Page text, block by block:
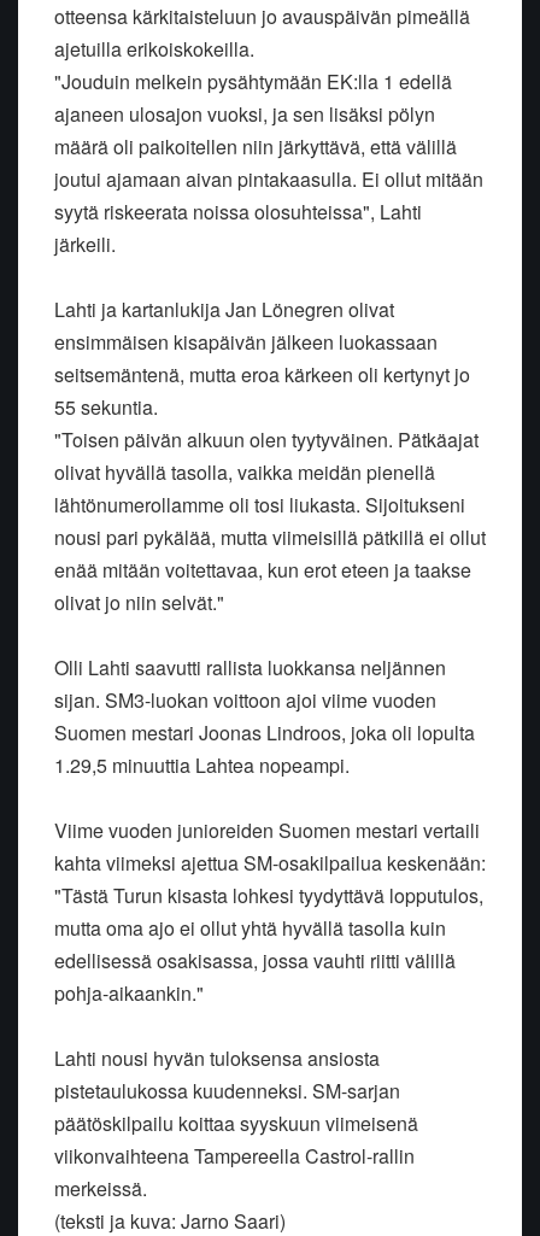
otteensa kärkitaisteluun jo avauspäivän pimeällä
ajetuilla erikoiskokeilla.
"Jouduin melkein pysähtymään EK:lla 1 edellä
ajaneen ulosajon vuoksi, ja sen lisäksi pölyn
määrä oli paikoitellen niin järkyttävä, että välillä
joutui ajamaan aivan pintakaasulla. Ei ollut mitään
syytä riskeerata noissa olosuhteissa", Lahti
järkeili.
Lahti ja kartanlukija Jan Lönegren olivat
ensimmäisen kisapäivän jälkeen luokassaan
seitsemäntenä, mutta eroa kärkeen oli kertynyt jo
55 sekuntia.
"Toisen päivän alkuun olen tyytyväinen. Pätkäajat
olivat hyvällä tasolla, vaikka meidän pienellä
lähtönumerollamme oli tosi liukasta. Sijoitukseni
nousi pari pykälää, mutta viimeisillä pätkillä ei ollut
enää mitään voitettavaa, kun erot eteen ja taakse
olivat jo niin selvät."
Olli Lahti saavutti rallista luokkansa neljännen
sijan. SM3-luokan voittoon ajoi viime vuoden
Suomen mestari Joonas Lindroos, joka oli lopulta
1.29,5 minuuttia Lahtea nopeampi.
Viime vuoden junioreiden Suomen mestari vertaili
kahta viimeksi ajettua SM-osakilpailua keskenään:
"Tästä Turun kisasta lohkesi tyydyttävä lopputulos,
mutta oma ajo ei ollut yhtä hyvällä tasolla kuin
edellisessä osakisassa, jossa vauhti riitti välillä
pohja-aikaankin."
Lahti nousi hyvän tuloksensa ansiosta
pistetaulukossa kuudenneksi. SM-sarjan
päätöskilpailu koittaa syyskuun viimeisenä
viikonvaihteena Tampereella Castrol-rallin
merkeissä.
(teksti ja kuva: Jarno Saari)